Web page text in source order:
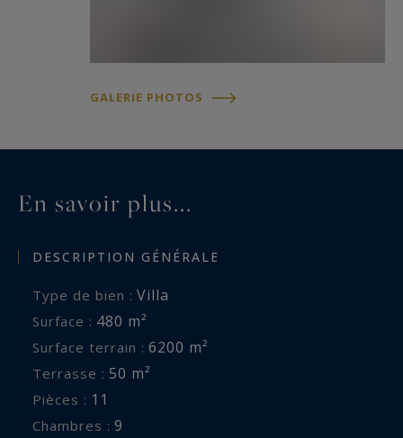
Le linge de maison ainsi que le ménage final sont
13 emplacements de parking à l’intérieur de la
gestion du planning et l'ensemble des services
Douceret - 06 50 07 04 22. Bretagne Sud
Sotheby's International Realty, votre agence
GALERIE PHOTOS
En savoir plus...
DESCRIPTION GÉNÉRALE
Type de bien : Villa
Surface : 480 m²
Surface terrain : 6200 m²
Terrasse : 50 m²
Pièces : 11
Chambres : 9